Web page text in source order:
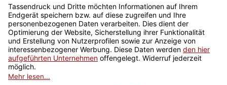
Newsletter